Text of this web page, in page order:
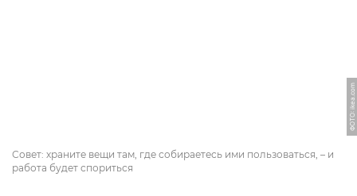
ФОТО: ikea.com
Совет: храните вещи там, где собираетесь ими пользоваться, – и
работа будет спориться